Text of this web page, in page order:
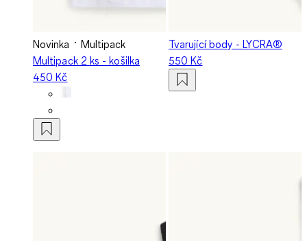
Novinka
Multipack
Multipack 2 ks - košilka
450 Kč
Tvarující body - LYCRA®
550 Kč